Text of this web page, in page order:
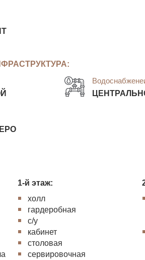
1-й этаж:
холл
гардеробная
с/у
кабинет
столовая
сервировочная